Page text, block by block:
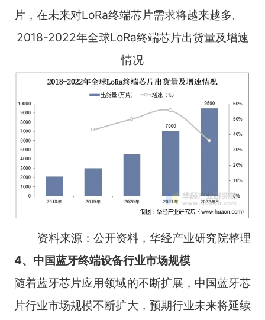
片，在未来对LoRa终端芯片需求将越来越多。
2018-2022年全球LoRa终端芯片出货量及增速
情况
资料来源：公开资料，华经产业研究院整理
4、中国蓝牙终端设备行业市场规模
随着蓝牙芯片应用领域的不断扩展，中国蓝牙芯
片行业市场规模不断扩大，预期行业未来将延续